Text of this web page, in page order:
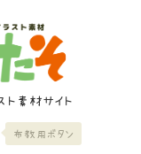
ト素材サイト
布教用ボタン